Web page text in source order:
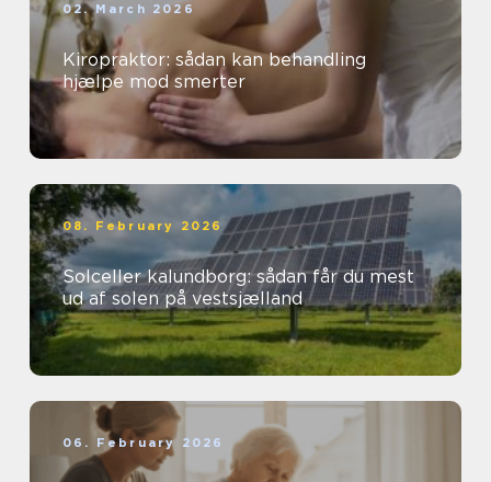
02. March 2026
Kiropraktor: sådan kan behandling
hjælpe mod smerter
08. February 2026
Solceller kalundborg: sådan får du mest
ud af solen på vestsjælland
06. February 2026